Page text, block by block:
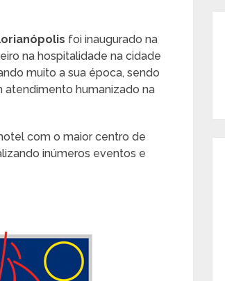
foi inaugurado na
na hospitalidade na cidade
muito a sua época, sendo
humanizado na
com o maior centro de
inúmeros eventos e